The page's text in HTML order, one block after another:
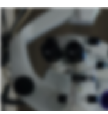
3月1日以降
2026年3月6日